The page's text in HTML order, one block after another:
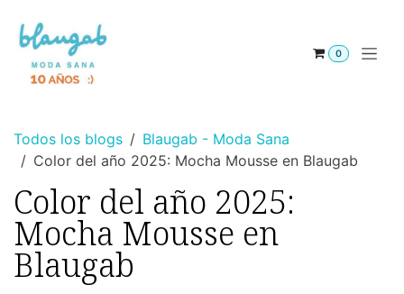
0
Todos los blogs
Blaugab - Moda Sana
Color del año 2025: Mocha Mousse en Blaugab
Color del año 2025:
Mocha Mousse en
Blaugab